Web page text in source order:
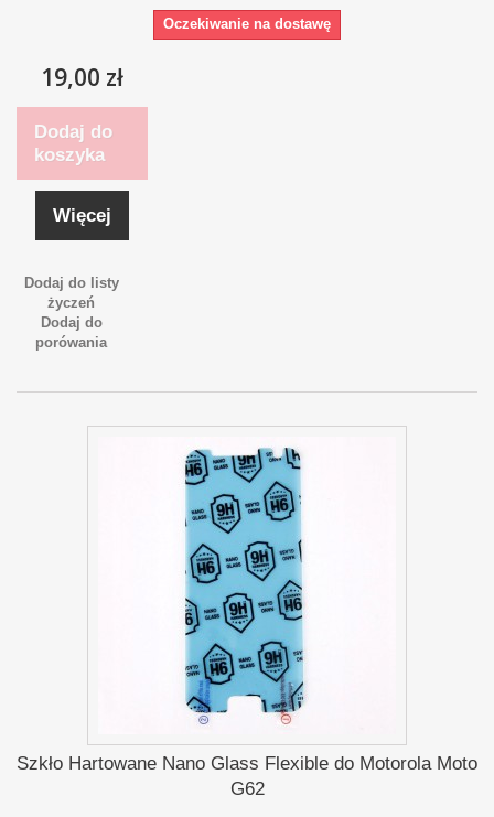
Oczekiwanie na dostawę
19,00 zł
Dodaj do
koszyka
Więcej
Dodaj do listy
życzeń
Dodaj do
porówania
Szkło Hartowane Nano Glass Flexible do Motorola Moto
G62